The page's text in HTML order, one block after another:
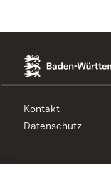
Kontakt
Datenschutz